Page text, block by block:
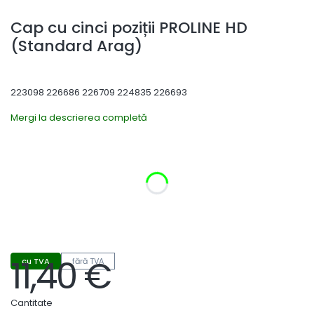
Cap cu cinci poziții PROLINE HD
(Standard Arag)
223098 226686 226709 224835 226693
Mergi la descrierea completă
cu TVA fără TVA
Preț
11,40 €
Cantitate